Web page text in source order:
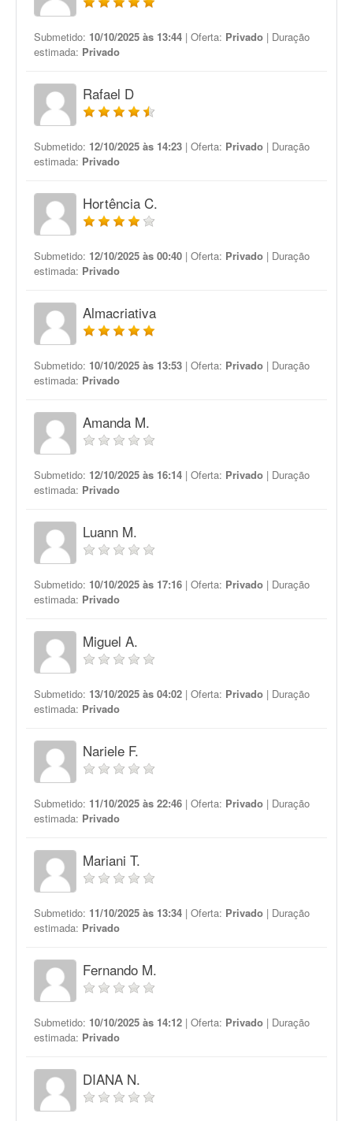
Submetido: 10/10/2025 às 13:44 | Oferta: Privado | Duração
estimada: Privado
Rafael D
Submetido: 12/10/2025 às 14:23 | Oferta: Privado | Duração
estimada: Privado
Hortência C.
Submetido: 12/10/2025 às 00:40 | Oferta: Privado | Duração
estimada: Privado
Almacriativa
Submetido: 10/10/2025 às 13:53 | Oferta: Privado | Duração
estimada: Privado
Amanda M.
Submetido: 12/10/2025 às 16:14 | Oferta: Privado | Duração
estimada: Privado
Luann M.
Submetido: 10/10/2025 às 17:16 | Oferta: Privado | Duração
estimada: Privado
Miguel A.
Submetido: 13/10/2025 às 04:02 | Oferta: Privado | Duração
estimada: Privado
Nariele F.
Submetido: 11/10/2025 às 22:46 | Oferta: Privado | Duração
estimada: Privado
Mariani T.
Submetido: 11/10/2025 às 13:34 | Oferta: Privado | Duração
estimada: Privado
Fernando M.
Submetido: 10/10/2025 às 14:12 | Oferta: Privado | Duração
estimada: Privado
DIANA N.